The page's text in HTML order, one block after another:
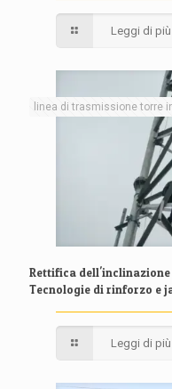
Leggi di più
linea di trasmissione torre
Rettifica
Tecnologie di rinforzo e
Leggi di più